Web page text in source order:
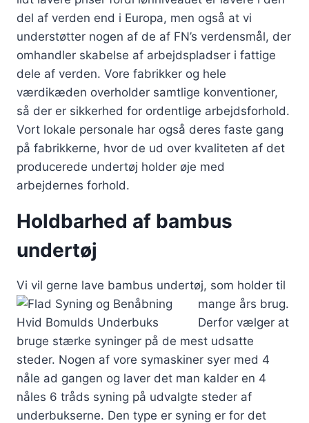
del af verden end i Europa, men også at vi
understøtter nogen af de af FN’s verdensmål, der
omhandler skabelse af arbejdspladser i fattige
dele af verden. Vore fabrikker og hele
værdikæden overholder samtlige konventioner,
så der er sikkerhed for ordentlige arbejdsforhold.
Vort lokale personale har også deres faste gang
på fabrikkerne, hvor de ud over kvaliteten af det
producerede undertøj holder øje med
arbejdernes forhold.
Holdbarhed af bambus
undertøj
Vi vil gerne lave bambus undertøj, som holder til
mange års brug.
Derfor vælger at
bruge stærke syninger på de mest udsatte
steder. Nogen af vore symaskiner syer med 4
nåle ad gangen og laver det man kalder en 4
nåles 6 tråds syning på udvalgte steder af
underbukserne. Den type er syning er for det